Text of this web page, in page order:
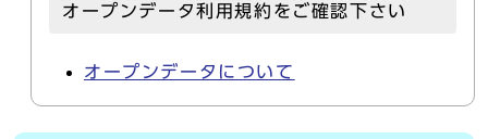
オープンデータ利用規約をご確認下さい
オープンデータについて